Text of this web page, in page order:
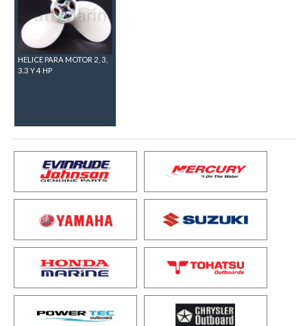
HELICE PARA MOTOR 2, 3,
3.3 Y 4 HP